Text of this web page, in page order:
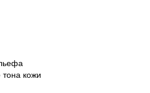
кожи